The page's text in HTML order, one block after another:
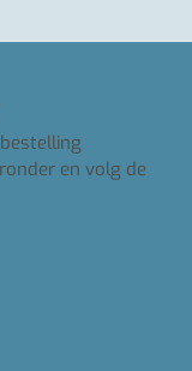
en volg de